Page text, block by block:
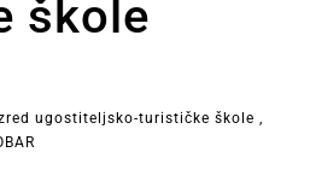
škole
ugostiteljsko-turističke škole ,